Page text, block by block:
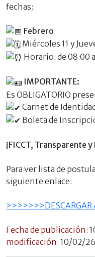
fechas:
Febrero
Miércoles 11 y
Horario: de 08:00
IMPORTANTE:
Es OBLIGATORIO
Carnet de
Boleta de
¡FICCT, Transparente
Para ver lista de
siguiente enlace:
Fecha de publicación:
modificación: 10/02/